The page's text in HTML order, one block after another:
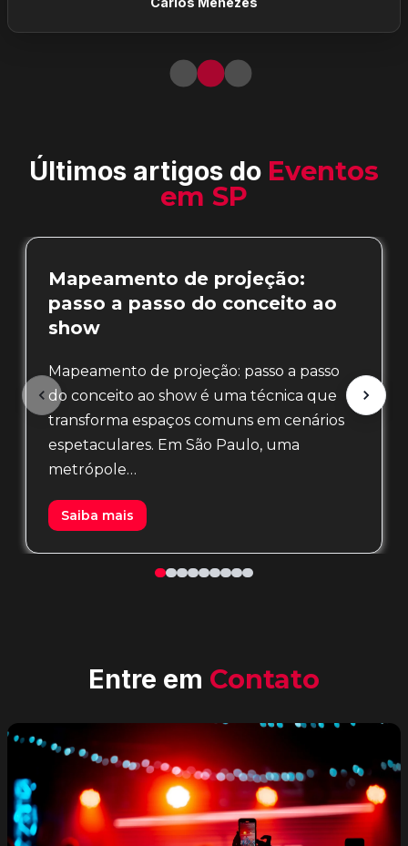
Últimos artigos do Eventos
em SP
Mapeamento de projeção:
passo a passo do conceito ao
show
Mapeamento de projeção: passo a passo
do conceito ao show é uma técnica que
transforma espaços comuns em cenários
espetaculares. Em São Paulo, uma
metrópole…
Saiba mais
Entre em Contato